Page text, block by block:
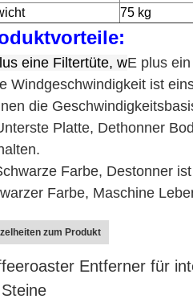
75 kg
eine Filtertüte, wE plus
Windgeschwindigkeit ist
die
Platte, Dethonner
Farbe, Destonner
Farbe, Maschine
zum Produkt
Entferner für